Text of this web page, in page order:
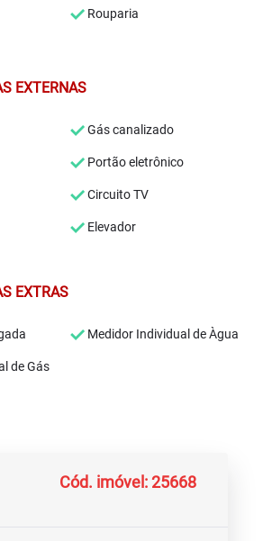
Rouparia
EXTERNAS
Gás canalizado
Portão eletrônico
Circuito TV
Elevador
EXTRAS
Medidor Individual de Àgua
de Gás
Cód. imóvel: 25668